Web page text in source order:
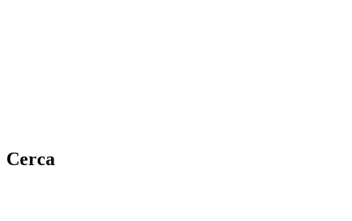
Cerca